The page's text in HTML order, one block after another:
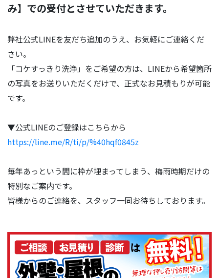
み】での受付とさせていただきます。
弊社公式LINEを友だち追加のうえ、お気軽にご連絡くだ
さい。
「コケすっきり洗浄」をご希望の方は、LINEから希望箇所
の写真をお送りいただくだけで、正式なお見積もりが可能
です。
▼公式LINEのご登録はこちらから
https://line.me/R/ti/p/%40hqf0845z
毎年あっという間に枠が埋まってしまう、梅雨時期だけの
特別なご案内です。
皆様からのご連絡を、スタッフ一同お待ちしております。